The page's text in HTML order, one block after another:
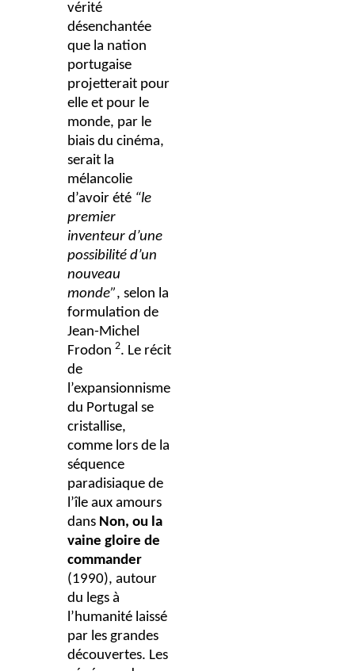
vérité
désenchantée
que la nation
portugaise
projetterait pour
elle et pour le
monde, par le
biais du cinéma,
serait la
mélancolie
d’avoir été “le
premier
inventeur d’une
possibilité d’un
nouveau
monde”, selon la
formulation de
Jean-Michel
Frodon 2. Le récit
de
l’expansionnisme
du Portugal se
cristallise,
comme lors de la
séquence
paradisiaque de
l’île aux amours
dans Non, ou la
vaine gloire de
commander
(1990), autour
du legs à
l’humanité laissé
par les grandes
découvertes. Les